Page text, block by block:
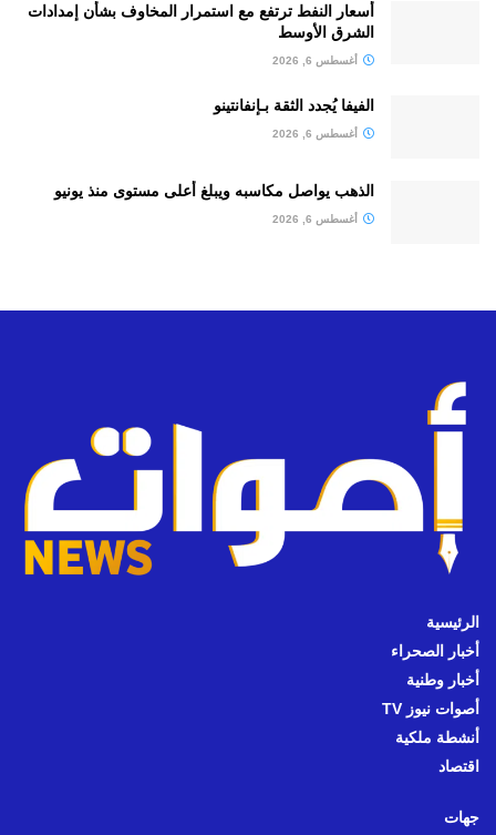
أسعار النفط ترتفع مع استمرار المخاوف بشأن إمدادات
الشرق الأوسط
أغسطس 6, 2026
الفيفا يُجدد الثقة بـإنفانتينو
أغسطس 6, 2026
الذهب يواصل مكاسبه ويبلغ أعلى مستوى منذ يونيو
أغسطس 6, 2026
الرئيسية
أخبار الصحراء
أخبار وطنية
أصوات نيوز TV
أنشطة ملكية
اقتصاد
جهات